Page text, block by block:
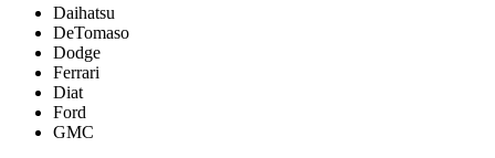
Daihatsu
DeTomaso
Dodge
Ferrari
Diat
Ford
GMC